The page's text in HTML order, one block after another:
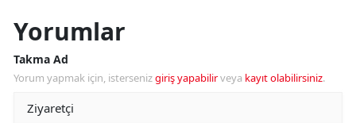
Yorumlar
Takma Ad
Yorum yapmak için, istersenizgiriş yapabilirveya kayıt olabilirsiniz.